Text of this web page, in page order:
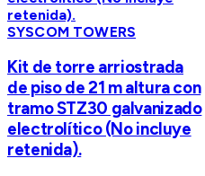
SYSCOM TOWERS
Kit de torre arriostrada
de piso de 21 m altura con
tramo STZ30 galvanizado
electrolítico (No incluye
retenida).